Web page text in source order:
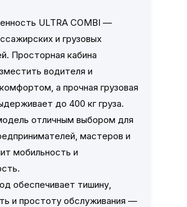
ULTRA COMBI —
и грузовых
Просторная кабина
водителя и
а прочная грузовая
до 400 кг груза.
отличным выбором для
мастеров и
мобильность и
обеспечивает тишину,
и простоту обслуживания —